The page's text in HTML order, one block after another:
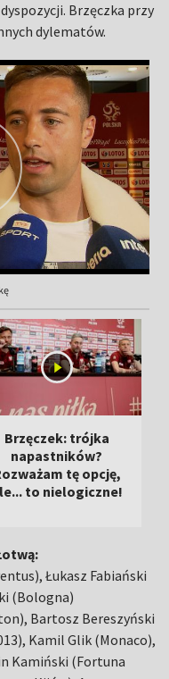
Brzęczka przy
dylematów.
Brzęczek: trójka
napastników?
tę opcję,
to nielogiczne!
Łukasz Fabiański
(Bologna)
Bartosz Bereszyński
Kamil Glik (Monaco),
Kamiński (Fortuna